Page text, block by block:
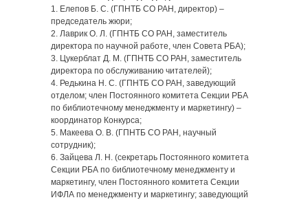
1. Елепов Б. С. (ГПНТБ СО РАН, директор) –
председатель жюри;
2. Лаврик О. Л. (ГПНТБ СО РАН, заместитель
директора по научной работе, член Совета РБА);
3. Цукерблат Д. М. (ГПНТБ СО РАН, заместитель
директора по обслуживанию читателей);
4. Редькина Н. С. (ГПНТБ СО РАН, заведующий
отделом; член Постоянного комитета Секции РБА
по библиотечному менеджменту и маркетингу) –
координатор Конкурса;
5. Макеева О. В. (ГПНТБ СО РАН, научный
сотрудник);
6. Зайцева Л. Н. (секретарь Постоянного комитета
Секции РБА по библиотечному менеджменту и
маркетингу, член Постоянного комитета Секции
ИФЛА по менеджменту и маркетингу; заведующий